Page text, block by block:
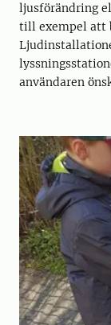
ljusförändring
till exempel att
användaren